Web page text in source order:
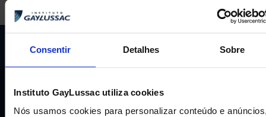
Consentir Detalhes Sobre
Instituto GayLussac utiliza cookies
Nós usamos cookies para personalizar conteúdo e